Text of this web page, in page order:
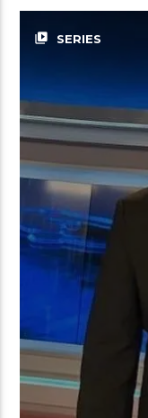
video_library SERIES